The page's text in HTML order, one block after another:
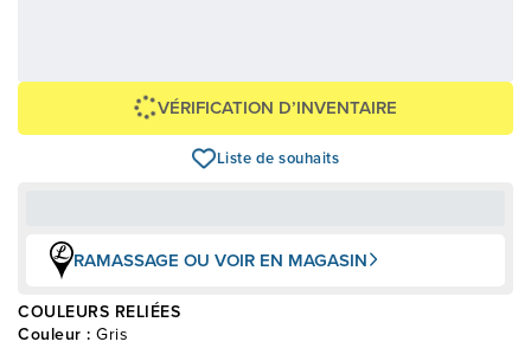
VÉRIFICATION D’INVENTAIRE
Liste de souhaits
RAMASSAGE OU VOIR EN MAGASIN
COULEURS RELIÉES
Couleur : Gris